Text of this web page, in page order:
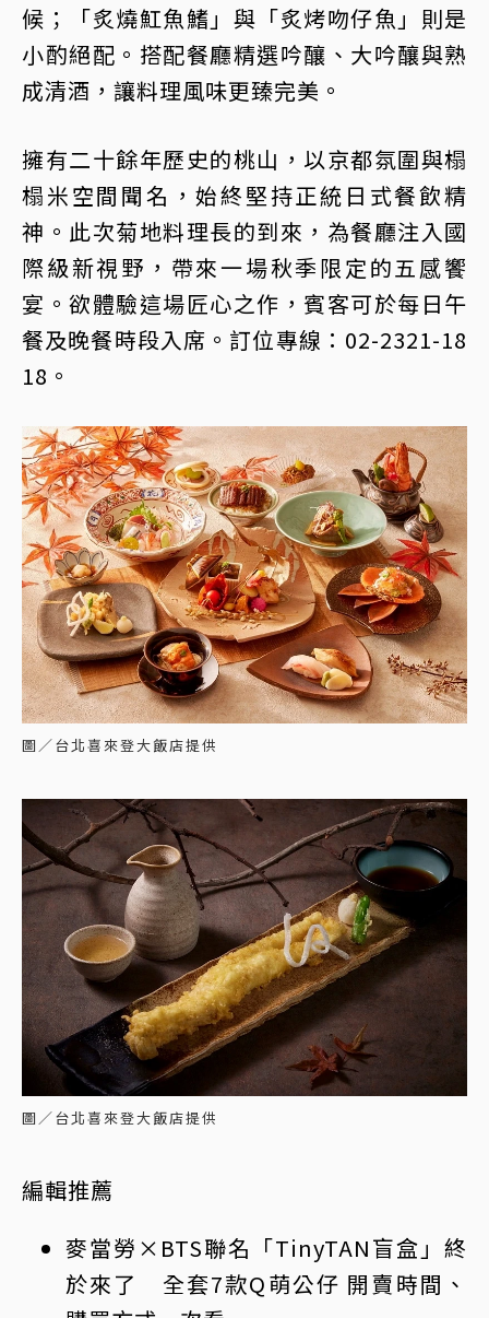
候；「炙燒魟魚鰭」與「炙烤吻仔魚」則是
小酌絕配。搭配餐廳精選吟釀、大吟釀與熟
成清酒，讓料理風味更臻完美。
擁有二十餘年歷史的桃山，以京都氛圍與榻
榻米空間聞名，始終堅持正統日式餐飲精
神。此次菊地料理長的到來，為餐廳注入國
際級新視野，帶來一場秋季限定的五感饗
宴。欲體驗這場匠心之作，賓客可於每日午
餐及晚餐時段入席。訂位專線：02-2321-18
18。
圖／台北喜來登大飯店提供
圖／台北喜來登大飯店提供
編輯推薦
麥當勞×BTS聯名「TinyTAN盲盒」終
於來了 全套7款Q萌公仔 開賣時間、